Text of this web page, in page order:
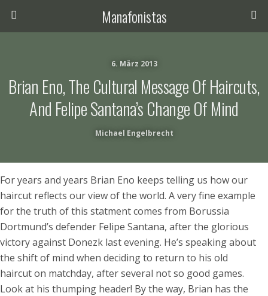
Manafonistas
6. März 2013
Brian Eno, The Cultural Message Of Haircuts,
And Felipe Santana’s Change Of Mind
Michael Engelbrecht
For years and years Brian Eno keeps telling us how our
haircut reflects our view of the world. A very fine example
for the truth of this statment comes from Borussia
Dortmund’s defender Felipe Santana, after the glorious
victory against Donezk last evening. He’s speaking about
the shift of mind when deciding to return to his old
haircut on matchday, after several not so good games.
Look at his thumping header! By the way, Brian has the